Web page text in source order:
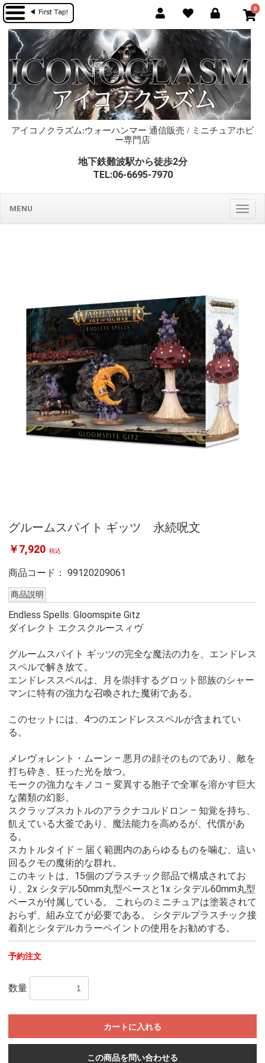
0
アイコノクラズム:ウォーハンマー 通信販売 / ミニチュアホビ
ー専門店
地下鉄難波駅から徒歩2分
TEL:06-6695-7970
MENU
グルームスパイト ギッツ 永続呪文
￥7,920 税込
商品コード： 99120209061
商品説明
Endless Spells: Gloomspite Gitz
ダイレクト エクスクルースィヴ
グルームスパイト ギッツの完全な魔法の力を、エンドレス
スペルで解き放て。
エンドレススペルは、月を崇拝するグロット部族のシャー
マンに特有の強力な召喚された魔術である。
このセットには、4つのエンドレススペルが含まれてい
る。
メレヴォレント・ムーン – 悪月の顔そのものであり、敵を
打ち砕き、狂った光を放つ。
モークの強力なキノコ – 変異する胞子で全軍を溶かす巨大
な菌類の幻影。
スクラップスカトルのアラクナコルドロン – 知覚を持ち、
飢えている大釜であり、魔法能力を高めるが、代償があ
る。
スカトルタイド – 届く範囲内のあらゆるものを噛む、這い
回るクモの魔術的な群れ。
このキットは、15個のプラスチック部品で構成されてお
り、2x シタデル50mm丸型ベースと1x シタデル60mm丸型
ベースが付属している。 これらのミニチュアは塗装されて
おらず、組み立てが必要である。 シタデルプラスチック接
着剤とシタデルカラーペイントの使用をお勧めする。
予約注文
数量
カートに入れる
この商品を問い合わせる